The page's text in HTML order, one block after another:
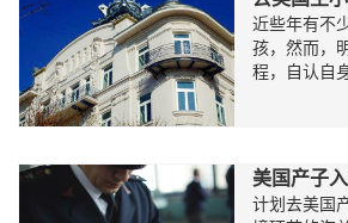
近些年有不
孩，然而，
程，自认自
签环节短短
计划去美国